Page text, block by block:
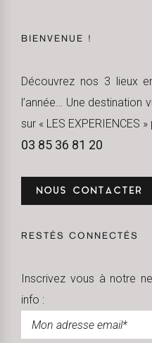
BIENVENUE !
Découvrez nos 3 lieux
l’année… Une destination
sur « LES EXPERIENCES
03 85 36 81 20
NOUS CONTACTER
RESTÉS CONNECTÉS
Inscrivez vous à notre
info :